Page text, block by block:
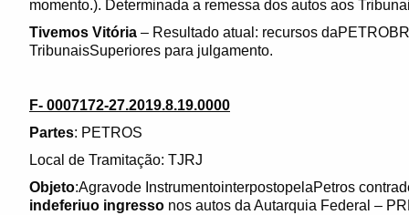
momento.). Determinada a remessa dos autos aos
Tivemos Vitória – Resultado atual: recursos
TribunaisSuperiores para julgamento.
F- 0007172-27.2019.8.19.0000
Partes: PETROS
Local de Tramitação: TJRJ
Objeto:Agravode InstrumentointerpostopelaPetros
indeferiuo ingresso nos autos da Autarquia Federal –